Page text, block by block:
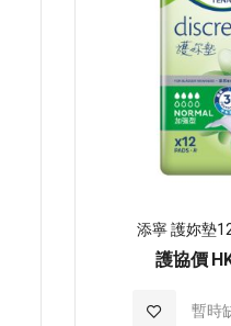
單
添寧 護妳墊
護協價
暫時
加